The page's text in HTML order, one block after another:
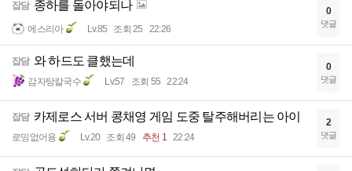
잡담 종하를 돌아야되나
에스리아 Lv.85 조회 25 22:26
0
댓글
잡담 와 하드도 클했는데
감자탕칼국수 Lv.57 조회 55 22:24
0
댓글
잡담 카제로스 서버 콩채영 게임 도중 탈주해버리는 아이
로밍없어용 Lv.20 조회 49 추천 1 22:24
2
댓글